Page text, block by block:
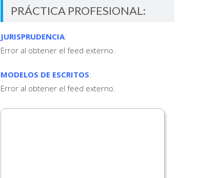
PRÁCTICA PROFESIONAL:
JURISPRUDENCIA:
Error al obtener el feed externo.
MODELOS DE ESCRITOS:
Error al obtener el feed externo.